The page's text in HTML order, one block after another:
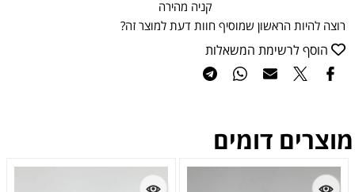
קניה מהירה
רוצה להיות הראשון שמוסיף חוות דעת למוצר זה?
הוסף לרשימת המשאלות
מוצרים דומים